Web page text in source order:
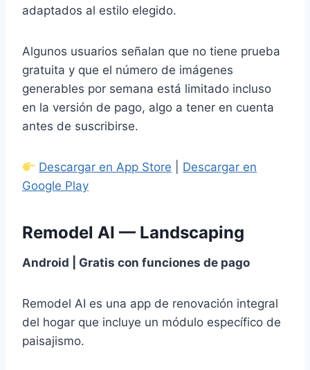
adaptados al estilo elegido.
Algunos usuarios señalan que no tiene prueba
gratuita y que el número de imágenes
generables por semana está limitado incluso
en la versión de pago, algo a tener en cuenta
antes de suscribirse.
Descargar en App Store
Descargar en
Google Play
Remodel AI — Landscaping
Android | Gratis con funciones de pago
Remodel AI es una app de renovación integral
del hogar que incluye un módulo específico de
paisajismo.